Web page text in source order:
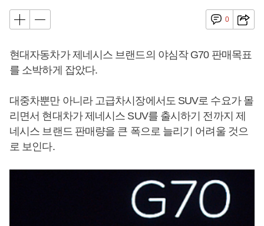
0
현대자동차가 제네시스 브랜드의 야심작 G70 판매목표
를 소박하게 잡았다.
대중차뿐만 아니라 고급차시장에서도 SUV로 수요가 몰
리면서 현대차가 제네시스 SUV를 출시하기 전까지 제
네시스 브랜드 판매량을 큰 폭으로 늘리기 어려울 것으
로 보인다.